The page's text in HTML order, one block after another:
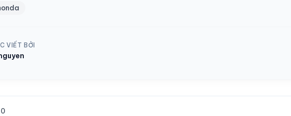
VIẾT BỞI
0